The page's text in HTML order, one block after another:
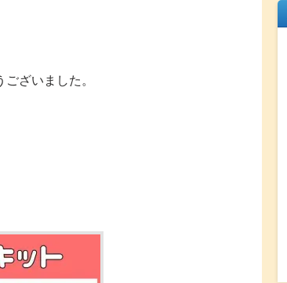
ざいました。